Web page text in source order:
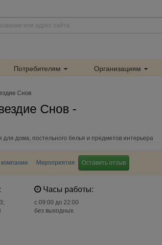
Потребителям Организациям
Снов
Снов -
дома, постельного белья и предметов интерьера
компании Мероприятия Оставить отзыв
Часы работы:
c 09:00 до 22:00
без выходных